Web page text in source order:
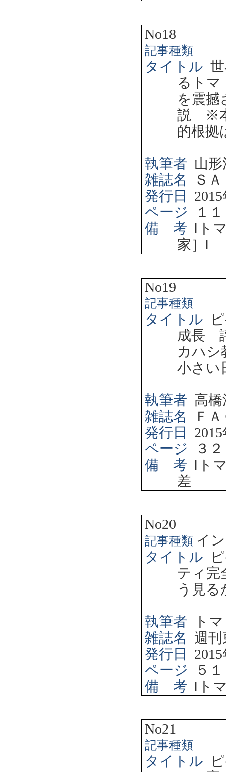
No18
記事種類
タイトル
るト
を震撼
説 ※本
的根拠
執筆者 山
雑誌名
Ｓ
発行日
2015
ページ
１
備 考 ‖ ト
家］ ‖
No19
記事種類
タイトル
成長
カハシ
小さい
執筆者 高橋
雑誌名
Ｆ
発行日
2015
ページ
３
備 考 ‖ ト
差
No20
記事種類 イ
タイトル
ティ
う見
執筆者
ト
雑誌名
週
発行日
2015
ページ
５１
備 考 ‖ ト
No21
記事種類
タイトル